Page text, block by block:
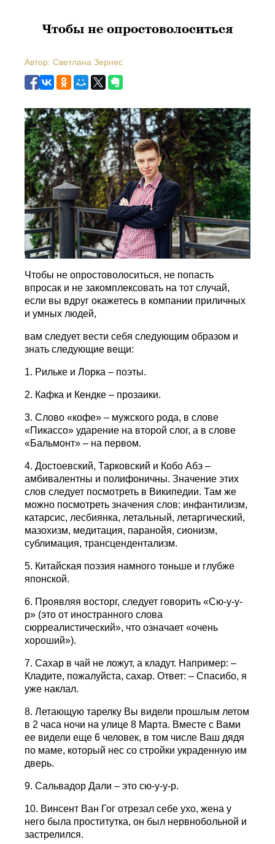
Чтобы не опростоволоситься
Автор: Светлана Зернес
Чтобы не опростоволоситься, не попасть
впросак и не закомплексовать на тот случай,
если вы вдруг окажетесь в компании приличных
и умных людей,
вам следует вести себя следующим образом и
знать следующие вещи:
1. Рильке и Лорка – поэты.
2. Кафка и Кендке – прозаики.
3. Слово «кофе» – мужского рода, в слове
«Пикассо» ударение на второй слог, а в слове
«Бальмонт» – на первом.
4. Достоевский, Тарковский и Кобо Абэ –
амбивалентны и полифоничны. Значение этих
слов следует посмотреть в Википедии. Там же
можно посмотреть значения слов: инфантилизм,
катарсис, лесбиянка, летальный, летаргический,
мазохизм, медитация, паранойя, сионизм,
сублимация, трансцендентализм.
5. Китайская поэзия намного тоньше и глубже
японской.
6. Проявляя восторг, следует говорить «Сю-у-у-
р» (это от иностранного слова
сюрреалистический», что означает «очень
хороший»).
7. Сахар в чай не ложут, а кладут. Hапример: –
Кладите, пожалуйста, сахар. Ответ: – Спасибо, я
уже наклал.
8. Летающую тарелку Вы видели прошлым летом
в 2 часа ночи на улице 8 Марта. Вместе с Вами
ее видели еще 6 человек, в том числе Ваш дядя
по маме, который нес со стройки украденную им
дверь.
9. Сальвадор Дали – это сю-у-у-р.
10. Винсент Ван Гог отрезал себе ухо, жена у
него была проститутка, он был нервнобольной и
застрелился.